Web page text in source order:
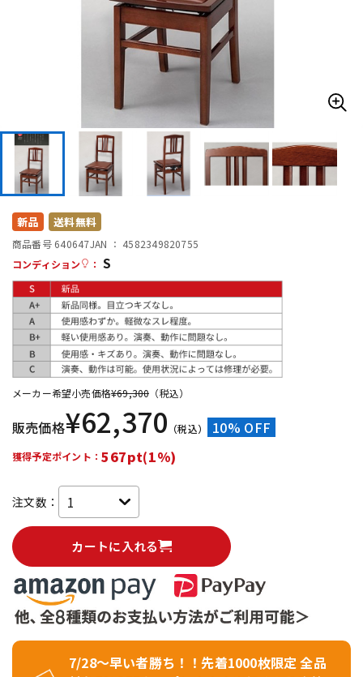
エフェクター
DTM オンライン納品 レコーディング機器
配信/ライブ機器
新品 送料無料
商品番号 640647JAN ： 4582349820755
コンディション
： S
メーカー希望小売価格¥69,300 （税込）
販売価格¥62,370 （税込） 10% OFF
獲得予定ポイント： 567pt(1%)
注文数：
カートに入れる
7/28～早い者勝ち！！先着1000枚限定 全品